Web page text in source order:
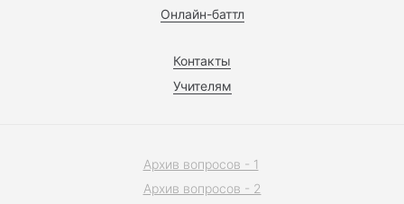
Онлайн-баттл
Контакты
Учителям
Архив вопросов - 1
Архив вопросов - 2